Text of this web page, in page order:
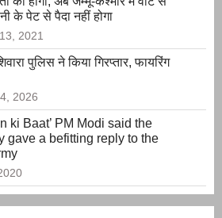
के पेट से पैदा नहीं होगा
2021
पुलिस ने किया गिरप्तार, फायरिंग
2026
ki Baat’ PM Modi said the
gave a befitting reply to the